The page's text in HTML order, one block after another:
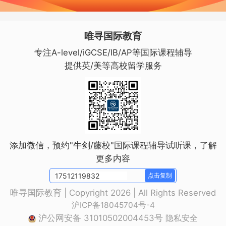
唯寻国际教育
专注A-level/iGCSE/IB/AP等国际课程辅导
提供英/美等高校留学服务
添加微信，预约"牛剑/藤校"国际课程辅导试听课，了解
更多内容
点击复制
唯寻国际教育 | Copyright 2026 | All Rights Reserved
沪ICP备18045704号-4
沪公网安备 31010502004453号 隐私安全